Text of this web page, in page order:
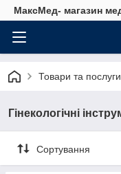
МаксМед- магазин
Товари та послуги
Гінекологічні
Сортування